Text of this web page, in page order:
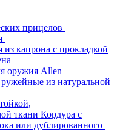
прицелов
капрона с прокладкой
оружия Allen
из натуральной
ткани Кордура с
или дублированного